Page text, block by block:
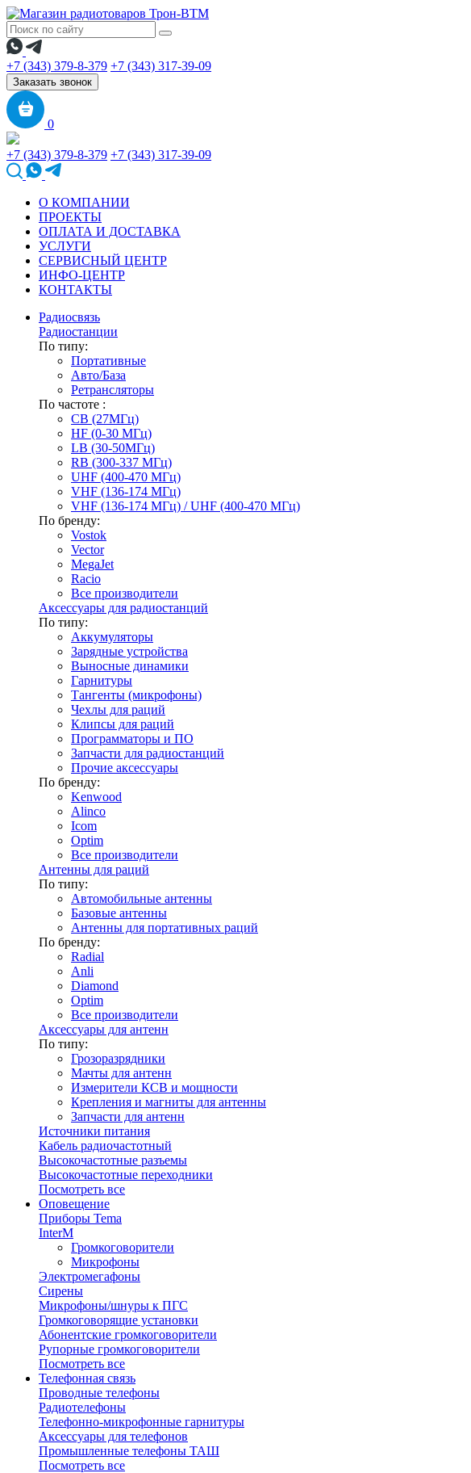
+7 (343) 379-8-379 +7 (343) 317-39-09
Заказать звонок
0
+7 (343) 379-8-379 +7 (343) 317-39-09
О КОМПАНИИ
ПРОЕКТЫ
ОПЛАТА И ДОСТАВКА
УСЛУГИ
СЕРВИСНЫЙ ЦЕНТР
ИНФО-ЦЕНТР
КОНТАКТЫ
Радиосвязь
Радиостанции
По типу:
Портативные
Авто/База
Ретрансляторы
По частоте :
CB (27МГц)
HF (0-30 МГц)
LB (30-50МГц)
RB (300-337 МГц)
UHF (400-470 МГц)
VHF (136-174 МГц)
VHF (136-174 МГц) / UHF (400-470 МГц)
По бренду:
Vostok
Vector
MegaJet
Racio
Все производители
Аксессуары для радиостанций
По типу:
Аккумуляторы
Зарядные устройства
Выносные динамики
Гарнитуры
Тангенты (микрофоны)
Чехлы для раций
Клипсы для раций
Программаторы и ПО
Запчасти для радиостанций
Прочие аксессуары
По бренду:
Kenwood
Alinco
Icom
Optim
Все производители
Антенны для раций
По типу:
Автомобильные антенны
Базовые антенны
Антенны для портативных раций
По бренду:
Radial
Anli
Diamond
Optim
Все производители
Аксессуары для антенн
По типу:
Грозоразрядники
Мачты для антенн
Измерители КСВ и мощности
Крепления и магниты для антенны
Запчасти для антенн
Источники питания
Кабель радиочастотный
Высокочастотные разъемы
Высокочастотные переходники
Посмотреть все
Оповещение
Приборы Tema
InterM
Громкоговорители
Микрофоны
Электромегафоны
Сирены
Микрофоны/шнуры к ПГС
Громкоговорящие установки
Абонентские громкоговорители
Рупорные громкоговорители
Посмотреть все
Телефонная связь
Проводные телефоны
Радиотелефоны
Телефонно-микрофонные гарнитуры
Аксессуары для телефонов
Промышленные телефоны ТАШ
Посмотреть все